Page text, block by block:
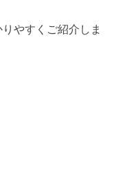
やすくご紹介しま